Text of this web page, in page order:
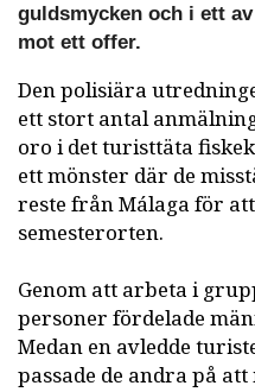
guldsmycken och i ett
mot ett offer.
Den polisiära
ett stort antal
oro i det turisttäta
ett mönster där de
reste från Málaga för
semesterorten.
Genom att arbeta i
personer fördelade
Medan en avledde
passade de andra på